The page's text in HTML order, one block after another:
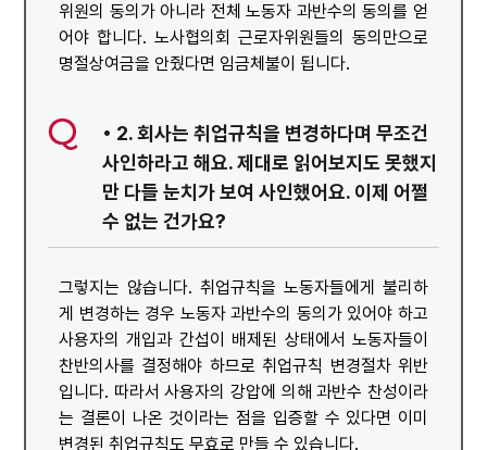
위원의 동의가 아니라 전체 노동자 과반수의 동의를 얻
어야 합니다. 노사협의회 근로자위원들의 동의만으로
명절상여금을 안줬다면 임금체불이 됩니다.
• 2. 회사는 취업규칙을 변경하다며 무조건
사인하라고 해요. 제대로 읽어보지도 못했지
만 다들 눈치가 보여 사인했어요. 이제 어쩔
수 없는 건가요?
그렇지는 않습니다. 취업규칙을 노동자들에게 불리하
게 변경하는 경우 노동자 과반수의 동의가 있어야 하고
사용자의 개입과 간섭이 배제된 상태에서 노동자들이
찬반의사를 결정해야 하므로 취업규칙 변경절차 위반
입니다. 따라서 사용자의 강압에 의해 과반수 찬성이라
는 결론이 나온 것이라는 점을 입증할 수 있다면 이미
변경된 취업규칙도 무효로 만들 수 있습니다.